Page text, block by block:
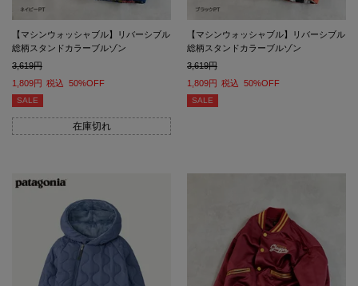
【マシンウォッシャブル】リバーシブル
総柄スタンドカラーブルゾン
3,619
1,809
税込 50%OFF
SALE
在庫切れ
【マシンウォッシャブル】リバーシブル
総柄スタンドカラーブルゾン
3,619
1,809
税込 50%OFF
SALE